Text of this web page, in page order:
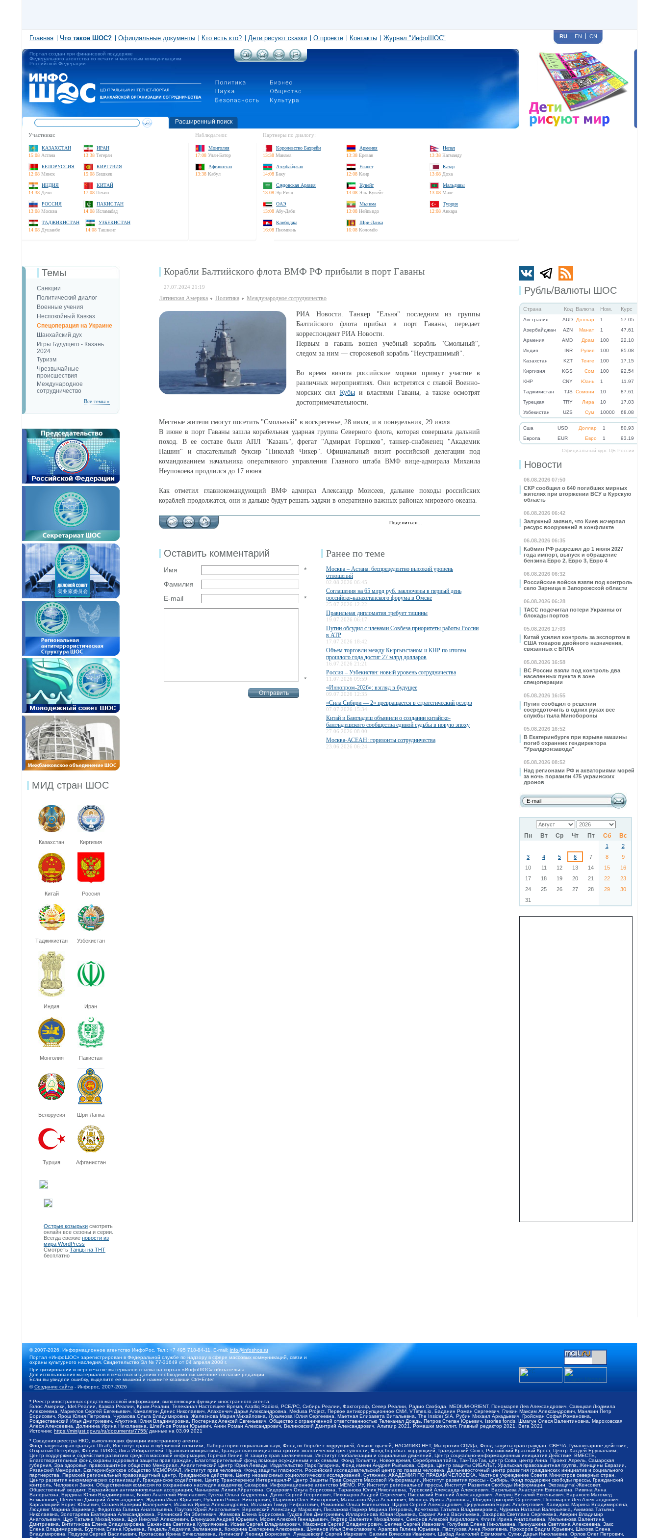
Главная Что такое ШОС? Официальные документы Кто есть кто? Дети рисуют сказки О проекте Контакты Журнал "ИнфоШОС" RU EN CN
Портал создан при финансовой поддержке
Федерального агентства по печати и массовым коммуникациям
Российской Федерации
Расширенный поиск
Участники:
КАЗАХСТАН
15:08 Астана
ИРАН
13:38 Тегеран
БЕЛОРУССИЯ
12:08 Минск
КИРГИЗИЯ
15:08 Бишкек
ИНДИЯ
14:38 Дели
КИТАЙ
17:08 Пекин
РОССИЯ
13:08 Москва
ПАКИСТАН
14:08 Исламабад
ТАДЖИКИСТАН
14:08 Душанбе
УЗБЕКИСТАН
14:08 Ташкент
Наблюдатели:
Монголия
17:08 Улан-Батор
Афганистан
13:38 Кабул
Партнеры по диалогу:
Королевство Бахрейн
13:38 Манама
Армения
13:38 Ереван
Непал
13:38 Катманду
Азербайджан
14:08 Баку
Египет
12:08 Каир
Катар
13:08 Доха
Саудовская Аравия
13:08 Эр-Рияд
Кувейт
13:08 Эль-Кувейт
Мальдивы
13:08 Мале
ОАЭ
13:08 Абу-Даби
Мьянма
13:08 Нейпьидо
Турция
12:08 Анкара
Камбоджа
16:08 Пномпень
Шри-Ланка
16:08 Коломбо
Рубль/Валюты ШОС
Страна Код Валюта Ном. Курс
Австралия AUD Доллар 1
57.05
Азербайджан
AZN Манат 1
47.61
Армения
AMD Драм 100
22.10
Индия
INR Рупия 100
85.08
Казахстан
KZT Тенге 100
17.15
Киргизия
KGS Сом 100
92.54
КНР
CNY Юань 1
11.97
Таджикистан
TJS Сомони 10
87.61
Турецкая
TRY Лира 10
17.03
Узбекистан
UZS Сум 10000 68.08
Cша USD Доллар 1
80.93
Eвропа
EUR Евро 1 93.19
Официальный курс ЦБ России
Новости
06.08.2026 07:50
СКР сообщил о 640 погибших мирных
жителях при вторжении ВСУ в Курскую
область
06.08.2026 06:42
Залужный заявил, что Киев исчерпал
ресурс вооружений в конфликте
06.08.2026 06:35
Кабмин РФ разрешил до 1 июля 2027
года импорт, выпуск и обращение
бензина Евро 2, Евро 3, Евро 4
06.08.2026 06:32
Российские войска взяли под контроль
село Зарница в Запорожской области
06.08.2026 06:28
ТАСС подсчитал потери Украины от
блокады портов
05.08.2026 17:03
Китай усилил контроль за экспортом в
США товаров двойного назначения,
связанных с БПЛА
05.08.2026 16:58
ВС России взяли под контроль два
населенных пункта в зоне
спецоперации
05.08.2026 16:55
Путин сообщил о решении
сосредоточить в одних руках все
службы тыла Минобороны
05.08.2026 16:52
В Екатеринбурге при взрыве машины
погиб охранник гендиректора
"Уралдронзавода"
05.08.2026 08:52
Над регионами РФ и акваториями морей
за ночь поразили 475 украинских
дронов
Пн Вт Ср Чт Пт Сб Вс
1
2
3
4 5 6 7 8
9
10
11 12 13 14 15
16
17
18 19 20 21 22
23
24
25 26 27 28 29
30
31
Темы
Санкции
Политический диалог
Военные учения
Неспокойный Кавказ
Спецоперация на Украине
Шанхайский дух
Игры Будущего - Казань
2024
Туризм
Чрезвычайные
происшествия
Международное
сотрудничество
Все темы »
МИД стран ШОС
Казахстан Киргизия
Китай Россия
Таджикистан Узбекистан
Индия Иран
Монголия Пакистан
Белорусия Шри-Ланка
Турция Афганистан
Острые козырьки смотреть
онлайн все сезоны и серии.
Всегда свежие новости из
мира WordPress
Смотреть Танцы на ТНТ
бесплатно
Корабли Балтийского флота ВМФ РФ прибыли в порт Гаваны
27.07.2024 21:19
Латинская Америка Политика Международное сотрудничество
РИА Новости. Танкер "Ельня" последним из группы
Балтийского флота прибыл в порт Гаваны, передает
корреспондент РИА Новости.
Первым в гавань вошел учебный корабль "Смольный",
следом за ним — сторожевой корабль "Неустрашимый".
Во время визита российские моряки примут участие в
различных мероприятиях. Они встретятся с главой Военно-
морских сил Кубыи властями Гаваны, а также осмотрят
достопримечательности.
Местные жители смогут посетить "Смольный" в воскресенье, 28 июля, и в понедельник, 29 июля.
В июне в порт Гаваны зашла корабельная ударная группа Северного флота, которая совершала дальний
поход. В ее составе были АПЛ "Казань", фрегат "Адмирал Горшков", танкер-снабженец "Академик
Пашин" и спасательный буксир "Николай Чикер". Официальный визит российской делегации под
командованием начальника оперативного управления Главного штаба ВМФ вице-адмирала Михаила
Неупокоева продлился до 17 июня.
Как отметил главнокомандующий ВМФ адмирал Александр Моисеев, дальние походы российских
кораблей продолжатся, они и дальше будут решать задачи в оперативно важных районах мирового океана.
Поделиться…
Оставить комментарий
Имя
*
Фамилия
E-mail
*
*
Ранее по теме
Москва – Астана: беспрецедентно высокий уровень
отношений
02.08.2026 06:45
Соглашения на 65 млрд руб. заключены в первый день
российско-казахстанского форума в Омске
25.07.2026 12:22
Правильная дипломатия требует тишины
19.07.2026 06:17
Путин обсудил с членами Совбеза приоритеты работы России
в АТР
17.07.2026 18:42
Объем торговли между Кыргызстаном и КНР по итогам
прошлого года достиг 27 млрд долларов
16.07.2026 21:21
Россия – Узбекистан: новый уровень сотрудничества
11.07.2026 09:59
«Иннопром-2026»: взгляд в будущее
09.07.2026 12:35
«Сила Сибири — 2» превращается в стратегический резерв
07.07.2026 15:34
Китай и Бангладеш объявили о создании китайско-
бангладешского сообщества единой судьбы в новую эпоху
27.06.2026 08:00
Москва-АСЕАН: горизонты сотрудничества
23.06.2026 06:24
© 2007-2026, Информационное агентство ИнфоРос. Тел.: +7 495 718-84-11, E-mail:info@infoshos.ru
Портал «ИнфоШОС» зарегистрирован в Федеральной службе по надзору в сфере массовых коммуникаций, связи и
охраны культурного наследия. Свидетельство Эл № 77-31649 от 04 апреля 2008 г.
При цитировании и перепечатке материалов ссылка на портал «ИнфоШОС» обязательна.
Для использования материалов в печатных изданиях необходимо письменное согласие редакции
Если вы увидели ошибку, выделите ее мышкой и нажмите клавиши Ctrl+Enter
©Создание сайта - Инфорос, 2007-2026
* Реестр иностранных средств массовой информации, выполняющих функции иностранного агента:
Голос Америки, Idel.Реалии, Кавказ.Реалии, Крым.Реалии, Телеканал Настоящее Время, Azatliq Radiosi, PCE/PC, Сибирь.Реалии, Фактограф, Север.Реалии, Радио Свобода, MEDIUM-ORIENT, Пономарев Лев Александрович, Савицкая Людмила
Алексеевна, Маркелов Сергей Евгеньевич, Камалягин Денис Николаевич, Апахончич Дарья Александровна, Medusa Project, Первое антикоррупционное СМИ, VTimes.io, Баданин Роман Сергеевич, Гликин Максим Александрович, Маняхин Петр
Борисович, Ярош Юлия Петровна, Чуракова Ольга Владимировна, Железнова Мария Михайловна, Лукьянова Юлия Сергеевна, Маетная Елизавета Витальевна, The Insider SIA, Рубин Михаил Аркадьевич, Гройсман Софья Романовна,
Рождественский Илья Дмитриевич, Апухтина Юлия Владимировна, Постернак Алексей Евгеньевич, Общество с ограниченной ответственностью Телеканал Дождь, Петров Степан Юрьевич, Istories fonds, Шмагун Олеся Валентиновна, Мароховская
Алеся Алексеевна, Долинина Ирина Николаевна, Шлейнов Роман Юрьевич, Анин Роман Александрович, Великовский Дмитрий Александрович, Альтаир 2021, Ромашки монолит, Главный редактор 2021, Вега 2021
Источник: https://minjust.gov.ru/ru/documents/7755/ данные на 03.09.2021
* Сведения реестра НКО, выполняющих функции иностранного агента:
Фонд защиты прав граждан Штаб, Институт права и публичной политики, Лаборатория социальных наук, Фонд по борьбе с коррупцией, Альянс врачей, НАСИЛИЮ.НЕТ, Мы против СПИДа, Фонд защиты прав граждан, СВЕЧА, Гуманитарное действие,
Открытый Петербург, Феникс ПЛЮС, Лига Избирателей, Правовая инициатива, Гражданская инициатива против экологической преступности, Фонд борьбы с коррупцией, Гражданский Союз, Российский Красный Крест, Центр Хасдей Ерушалаим,
Центр поддержки и содействия развитию средств массовой информации, Горячая Линия, В защиту прав заключенных, Институт глобализации и социальных движений, Центр социально-информационных инициатив Действие, ВМЕСТЕ,
Благотворительный фонд охраны здоровья и защиты прав граждан, Благотворительный фонд помощи осужденным и их семьям, Фонд Тольятти, Новое время, Серебряная тайга, Так-Так-Так, центр Сова, центр Анна, Проект Апрель, Самарская
губерния, Эра здоровья, правозащитное общество Мемориал, Аналитический Центр Юрия Левады, Издательство Парк Гагарина, Фонд имени Андрея Рылькова, Сфера, Центр защиты СИБАЛЬТ, Уральская правозащитная группа, Женщины Евразии,
Рязанский Мемориал, Екатеринбургское общество МЕМОРИАЛ, Институт прав человека, Фонд защиты гласности, Российский исследовательский центр по правам человека, Дальневосточный центр развития гражданских инициатив и социального
партнерства, Пермский региональный правозащитный центр, Гражданское действие, Центр независимых социологических исследований, Сутяжник, АКАДЕМИЯ ПО ПРАВАМ ЧЕЛОВЕКА, Частное учреждение Совета Министров северных стран,
Центр развития некоммерческих организаций, Гражданское содействие, Центр Трансперенси Интернешнл-Р, Центр Защиты Прав Средств Массовой Информации, Институт развития прессы - Сибирь, Фонд поддержки свободы прессы, Гражданский
контроль, Человек и Закон, Общественная комиссия по сохранению наследия академика Сахарова, Информационное агентство МЕМО. РУ, Институт региональной прессы, Институт Развития Свободы Информации, Экозащита!-Женсовет,
Общественный вердикт, Евразийская антимонопольная ассоциация, Чанышева Лилия Айратовна, Сидорович Ольга Борисовна, Таранова Юлия Николаевна, Туровский Александр Алексеевич, Васильева Анастасия Евгеньевна, Ривина Анна
Валерьевна, Бурдина Юлия Владимировна, Бойко Анатолий Николаевич, Гусева Ольга Андреевна, Дугин Сергей Георгиевич, Пивоваров Андрей Сергеевич, Писемский Евгений Александрович, Аверин Виталий Евгеньевич, Барахоев Магомед
Бекханович, Шевченко Дмитрий Александрович, Жданов Иван Юрьевич, Рубанов Роман Викторович, Шарипков Олег Викторович, Мальсагов Муса Асланович, Мошель Ирина Ароновна, Шведов Григорий Сергеевич, Пономарев Лев Александрович,
Каргалицкий Борис Юльевич, Созаев Валерий Валерьевич, Исакова Ирина Александровна, Исламов Тимур Рифгатович, Романова Ольга Евгеньевна, Щаров Сергей Алексадрович, Цирульников Борис Альбертович, Халидова Марина Владимировна,
Людевиг Марина Зариевна, Федотова Галина Анатольевна, Паутов Юрий Анатольевич, Верховский Александр Маркович, Пислакова-Паркер Марина Петровна, Кочеткова Татьяна Владимировна, Чуркина Наталья Валерьевна, Акимова Татьяна
Николаевна, Золотарева Екатерина Александровна, Рачинский Ян Збигневич, Жемкова Елена Борисовна, Гудков Лев Дмитриевич, Илларионова Юлия Юрьевна, Саранг Анна Васильевна, Захарова Светлана Сергеевна, Аверин Владимир
Анатольевич, Щур Татьяна Михайловна, Щур Николай Алексеевич, Блинушов Андрей Юрьевич, Мосин Алексей Геннадьевич, Гефтер Валентин Михайлович, Симонов Алексей Кириллович, Флиге Ирина Анатольевна, Мельникова Валентина
Дмитриевна, Вититинова Елена Владимировна, Баженова Светлана Куприяновна, Исаев Сергей Владимирович, Максимов Сергей Владимирович, Беляев Сергей Иванович, Голубева Елена Николаевна, Ганнушкина Светлана Алексеевна, Закс
Елена Владимировна, Буртина Елена Юрьевна, Гендель Людмила Залмановна, Кокорина Екатерина Алексеевна, Шуманов Илья Вячеславович, Арапова Галина Юрьевна, Пастухова Анна Яковлевна, Прохоров Вадим Юрьевич, Шахова Елена
Владимировна, Подузов Сергей Васильевич, Протасова Ирина Вячеславовна, Литинский Леонид Борисович, Лукашевский Сергей Маркович, Бахмин Вячеслав Иванович, Шабад Анатолий Ефимович, Сухих Дарья Николаевна, Орлов Олег Петрович,